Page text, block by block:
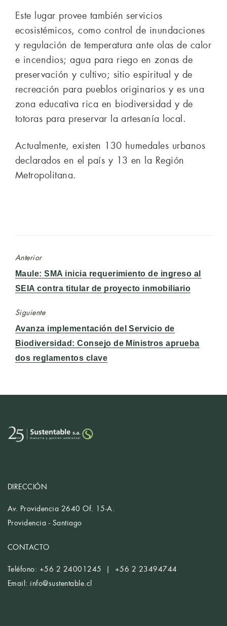
Este lugar provee también servicios
ecosistémicos, como control de inundaciones
y regulación de temperatura ante olas de calor
e incendios; agua para riego en zonas de
preservación y cultivo; sitio espiritual y de
recreación para pueblos originarios y es una
zona educativa rica en biodiversidad y de
totoras para preservar la artesanía local.
Actualmente, existen 130 humedales urbanos
declarados en el país y 13 en la Región
Metropolitana.
Anterior
Entrada
anterior:
Maule: SMA inicia requerimiento de ingreso al
SEIA contra titular de proyecto inmobiliario
Siguiente
Entrada
siguiente:
Avanza implementación del Servicio de
Biodiversidad: Consejo de Ministros aprueba
dos reglamentos clave
DIRECCIÓN
Av. Providencia 2640 Of. 15-A.
Providencia - Santiago
CONTACTO
Teléfono: +56 2 24001245 | +56 2 23494744
Email: info@sustentable.cl